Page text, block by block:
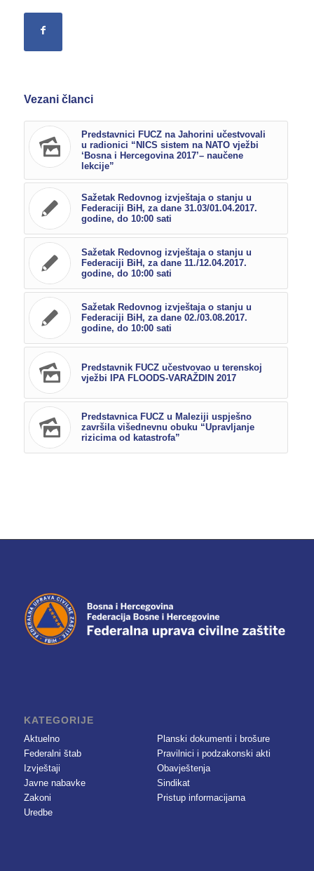
Vezani članci
Predstavnici FUCZ na Jahorini učestvovali
u radionici “NICS sistem na NATO vježbi
‘Bosna i Hercegovina 2017’– naučene
lekcije”
Sažetak Redovnog izvještaja o stanju u
Federaciji BiH, za dane 31.03/01.04.2017.
godine, do 10:00 sati
Sažetak Redovnog izvještaja o stanju u
Federaciji BiH, za dane 11./12.04.2017.
godine, do 10:00 sati
Sažetak Redovnog izvještaja o stanju u
Federaciji BiH, za dane 02./03.08.2017.
godine, do 10:00 sati
Predstavnik FUCZ učestvovao u terenskoj
vježbi IPA FLOODS-VARAŽDIN 2017
Predstavnica FUCZ u Maleziji uspješno
završila višednevnu obuku “Upravljanje
rizicima od katastrofa”
KATEGORIJE
Aktuelno
Federalni štab
Izvještaji
Javne nabavke
Zakoni
Uredbe
Planski dokumenti i brošure
Pravilnici i podzakonski akti
Obavještenja
Sindikat
Pristup informacijama